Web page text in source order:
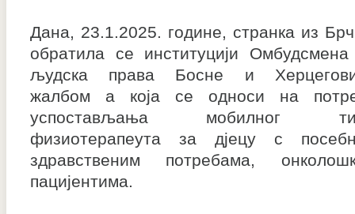
Дана, 23.1.2025. године, странка из
обратила се институцији
људска права Босне и
жалбом а која се односи на
успостављања мобилног
физиотерапеута за дјецу с
здравственим потребама,
пацијентима.